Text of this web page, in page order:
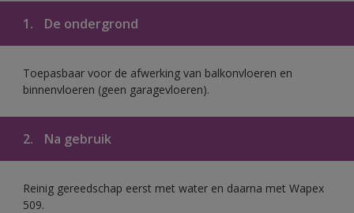
1. De ondergrond
Toepasbaar voor de afwerking van balkonvloeren en
binnenvloeren (geen garagevloeren).
2. Na gebruik
Reinig gereedschap eerst met water en daarna met Wapex
509.